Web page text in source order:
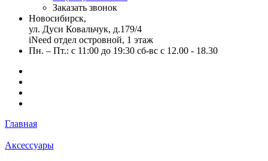
Заказать звонок
Новосибирск,
ул. Дуси Ковальчук, д.179/4
iNeed отдел островной, 1 этаж
Пн. – Пт.: с 11:00 до 19:30 сб-вс с 12.00 - 18.30
Главная
Аксессуары